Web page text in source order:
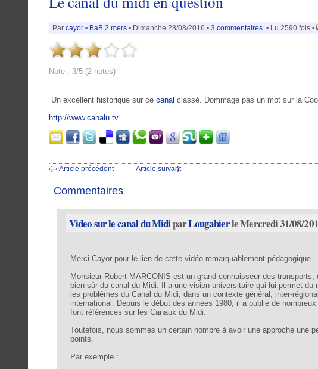
Par cayor • BaB 2 mers • Dimanche 28/08/2016 • 3 commentaires • Lu 2590 fois •
Note : 3/5 (2 notes)
Un excellent historique sur ce canal classé. Dommage pas un mot sur la
http://www.canalu.tv
Article précédent Article suivant
Commentaires
Video sur le canal du MidiparLougabierle Mercredi 31/08/
Merci Cayor pour le lien de cette vidéo remarquablement pédagogique.
Monsieur Robert MARCONIS est un grand connaisseur des
bien-sûr du canal du Midi. Il a une vision universitaire qui lui permet du
les problèmes du Canal du Midi, dans un contexte général, inter-
international. Depuis le début des années 1980, il a publié de
font références sur les Canaux du Midi.
Toutefois, nous sommes un certain nombre à avoir une approche une
points.
Par exemple :